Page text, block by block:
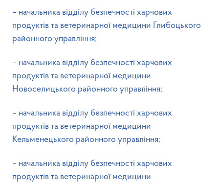
– начальника відділу безпечності харчових
продуктів та ветеринарної медицини Глибоцького
районного управління;
– начальника відділу безпечності харчових
продуктів та ветеринарної медицини
Новоселицького районного управління;
– начальника відділу безпечності харчових
продуктів та ветеринарної медицини
Кельменецького районного управління;
– начальника відділу безпечності харчових
продуктів та ветеринарної медицини